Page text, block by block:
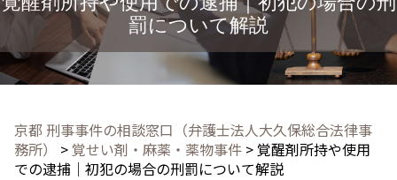
罰について解説
京都 刑事事件の相談窓口（弁護士法人大久保総合法律事
務所）
> 覚せい剤・麻薬・薬物事件 > 覚醒剤所持や使用
での逮捕｜初犯の場合の刑罰について解説